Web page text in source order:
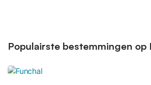
Populairste bestemmingen op